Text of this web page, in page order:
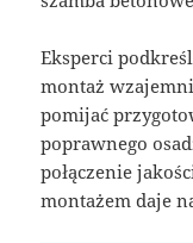
Eksperci
montaż
pomijać
poprawnego
połączenie
montażem daje